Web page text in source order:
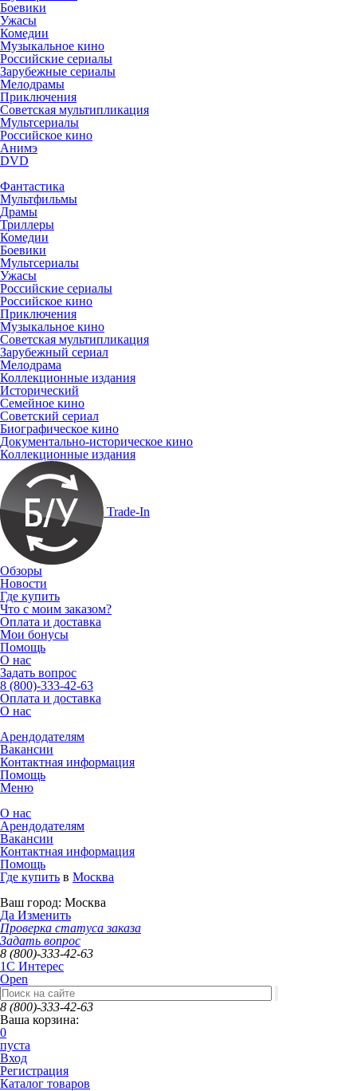
Боевики
Ужасы
Комедии
Музыкальное кино
Российские сериалы
Зарубежные сериалы
Мелодрамы
Приключения
Советская мультипликация
Мультсериалы
Российское кино
Анимэ
DVD
Фантастика
Мультфильмы
Драмы
Триллеры
Комедии
Боевики
Мультсериалы
Ужасы
Российские сериалы
Российское кино
Приключения
Музыкальное кино
Советская мультипликация
Зарубежный сериал
Мелодрама
Коллекционные издания
Исторический
Семейное кино
Советский сериал
Биографическое кино
Документально-историческое кино
Коллекционные издания
Trade-In
Обзоры
Новости
Где купить
Что с моим заказом?
Оплата и доставка
Мои бонусы
Помощь
О нас
Задать вопрос
8 (800)-333-42-63
Оплата и доставка
О нас
Арендодателям
Вакансии
Контактная информация
Помощь
Меню
О нас
Арендодателям
Вакансии
Контактная информация
Помощь
Где купить в Москва
Ваш город: Москва
Да Изменить
Проверка статуса заказа
Задать вопрос
8 (800)-333-42-63
1C Интерес
Open
8 (800)-333-42-63
Ваша корзина:
0
пуста
Вход
Регистрация
Каталог товаров